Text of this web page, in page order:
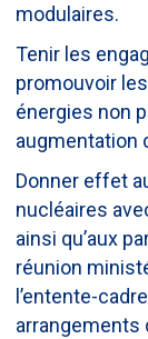
modulaires.
Tenir les
promouvoir
énergies non
augmentation
Donner effet
nucléaires
ainsi qu’aux
réunion
l’entente-
arrangements